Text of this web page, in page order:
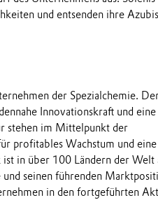
und entsenden ihre
der Spezialchemie.
Innovationskraft und
stehen im Mittelpunkt der
profitables Wachstum und
in über 100 Ländern der Welt
seinen führenden
in den fortgeführten